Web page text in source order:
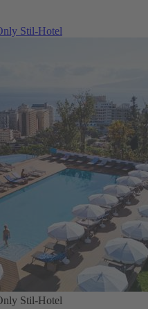
Stil-Hotel
Stil-Hotel